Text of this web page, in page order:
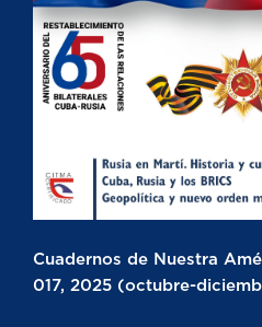
Cuadernos de Nuestra
017, 2025 (octubre-